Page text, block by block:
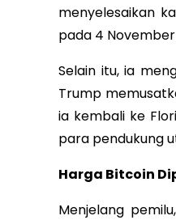
menyelesaikan
pada 4
Selain itu, ia
Trump
ia kembali ke
para pendukung
Harga Bitcoin
Menjelang